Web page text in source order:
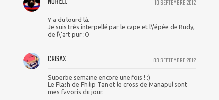
10 SEPTEMBRE 2012
Y a du lourd là.
Je suis très interpellé par le cape et l\'épée de Rudy,
de l\'art pur :O
09 SEPTEMBRE 2012
CRISAX
Superbe semaine encore une fois ! :)
Le Flash de Fhilip Tan et le cross de Manapul sont
mes favoris du jour.